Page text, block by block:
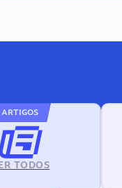
ARTIGOS
TODOS